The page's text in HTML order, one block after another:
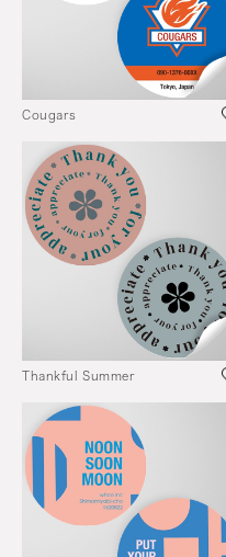
Cougars
Thankful Summer